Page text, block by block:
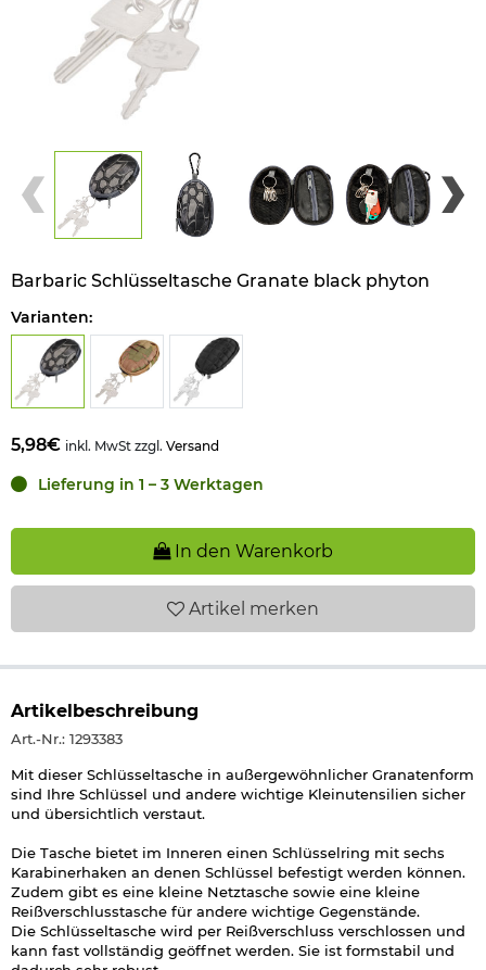
Barbaric Schlüsseltasche Granate black phyton
Varianten:
5,98€ inkl. MwSt zzgl. Versand
Lieferung in 1 – 3 Werktagen
In den Warenkorb
Artikel merken
Artikelbeschreibung
Art.-Nr.: 1293383
Mit dieser Schlüsseltasche in außergewöhnlicher Granatenform
sind Ihre Schlüssel und andere wichtige Kleinutensilien sicher
und übersichtlich verstaut.
Die Tasche bietet im Inneren einen Schlüsselring mit sechs
Karabinerhaken an denen Schlüssel befestigt werden können.
Zudem gibt es eine kleine Netztasche sowie eine kleine
Reißverschlusstasche für andere wichtige Gegenstände.
Die Schlüsseltasche wird per Reißverschluss verschlossen und
kann fast vollständig geöffnet werden. Sie ist formstabil und